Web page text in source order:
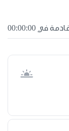
في 00:00:00